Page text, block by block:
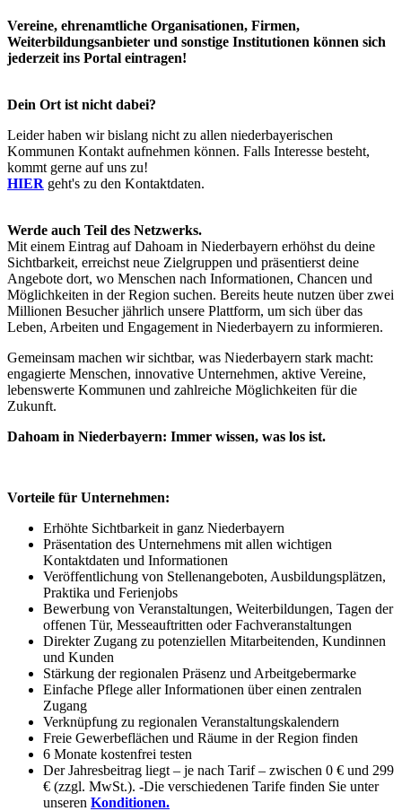
Vereine, ehrenamtliche Organisationen, Firmen,
Weiterbildungsanbieter und sonstige Institutionen können sich
jederzeit ins Portal eintragen!
Dein Ort ist nicht dabei?
Leider haben wir bislang nicht zu allen niederbayerischen
Kommunen Kontakt aufnehmen können. Falls Interesse besteht,
kommt gerne auf uns zu!
HIER geht's zu den Kontaktdaten.
Werde auch Teil des Netzwerks.
Mit einem Eintrag auf Dahoam in Niederbayern erhöhst du deine
Sichtbarkeit, erreichst neue Zielgruppen und präsentierst deine
Angebote dort, wo Menschen nach Informationen, Chancen und
Möglichkeiten in der Region suchen. Bereits heute nutzen über zwei
Millionen Besucher jährlich unsere Plattform, um sich über das
Leben, Arbeiten und Engagement in Niederbayern zu informieren.
Gemeinsam machen wir sichtbar, was Niederbayern stark macht:
engagierte Menschen, innovative Unternehmen, aktive Vereine,
lebenswerte Kommunen und zahlreiche Möglichkeiten für die
Zukunft.
Dahoam in Niederbayern: Immer wissen, was los ist.
Vorteile für Unternehmen:
Erhöhte Sichtbarkeit in ganz Niederbayern
Präsentation des Unternehmens mit allen wichtigen
Kontaktdaten und Informationen
Veröffentlichung von Stellenangeboten, Ausbildungsplätzen,
Praktika und Ferienjobs
Bewerbung von Veranstaltungen, Weiterbildungen, Tagen der
offenen Tür, Messeauftritten oder Fachveranstaltungen
Direkter Zugang zu potenziellen Mitarbeitenden, Kundinnen
und Kunden
Stärkung der regionalen Präsenz und Arbeitgebermarke
Einfache Pflege aller Informationen über einen zentralen
Zugang
Verknüpfung zu regionalen Veranstaltungskalendern
Freie Gewerbeflächen und Räume in der Region finden
6 Monate kostenfrei testen
Der Jahresbeitrag liegt – je nach Tarif – zwischen 0 € und 299
€ (zzgl. MwSt.). -Die verschiedenen Tarife finden Sie unter
unseren Konditionen.